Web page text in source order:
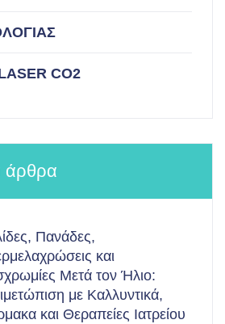
CO2
άρθρα
Πανάδες,
και
Μετά τον Ήλιο:
με Καλλυντικά,
και Θεραπείες Ιατρείου